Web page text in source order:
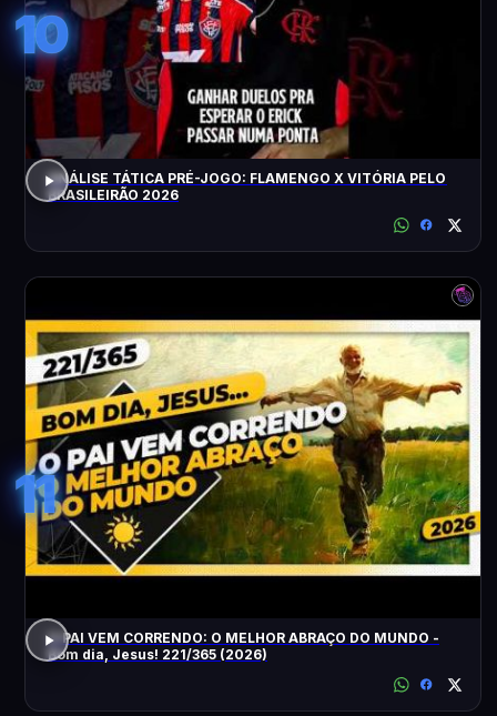
10
ANÁLISE TÁTICA PRÉ-JOGO: FLAMENGO X VITÓRIA PELO
BRASILEIRÃO 2026
11
O PAI VEM CORRENDO: O MELHOR ABRAÇO DO MUNDO -
Bom dia, Jesus! 221/365 (2026)